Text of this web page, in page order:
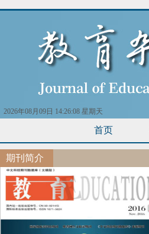
2026年08月09日 14:26:08 星期天
首页
期刊简介